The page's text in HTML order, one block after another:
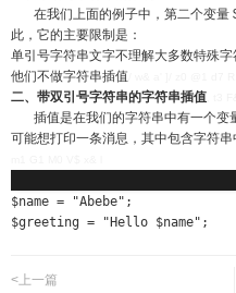
在我们上面的例子中，第二个变量
此，它的主要限制是：
单引号字符串文字不理解大多数特殊字
他们不做字符串插值
二、带双引号字符串的字符串插值
插值是在我们的字符串中有一个变
可能想打印一条消息，其中包含字符
$name = "Abebe";
$greeting = "Hello $name";
<上一篇